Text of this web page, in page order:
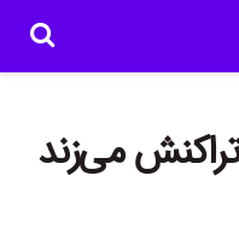
می‌زند